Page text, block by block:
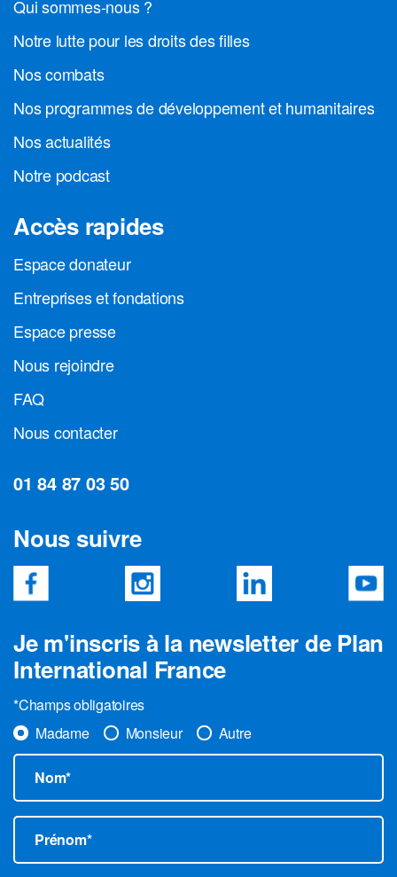
Qui sommes-nous ?
Notre lutte pour les droits des filles
Nos combats
Nos programmes de développement et humanitaires
Nos actualités
Notre podcast
Accès rapides
Espace donateur
Entreprises et fondations
Espace presse
Nous rejoindre
FAQ
Nous contacter
01 84 87 03 50
Nous suivre
Je m'inscris à la newsletter de Plan
International France
*Champs obligatoires
Madame
Monsieur Autre
Nom*
Prénom*